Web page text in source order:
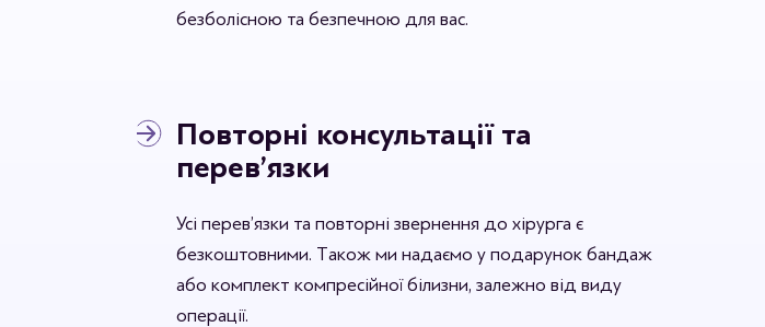
безболісною та безпечною для вас.
Повторні консультації та
перев’язки
Усі перев’язки та повторні звернення до хірурга є
безкоштовними. Також ми надаємо у подарунок бандаж
або комплект компресійної білизни, залежно від виду
операції.